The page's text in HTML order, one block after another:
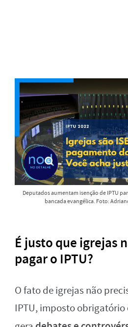
Deputados aumentam isenção de IPTU
bancada evangélica. Foto:
É justo que igrejas
pagar o IPTU?
O fato de igrejas não
IPTU, imposto obrigatório